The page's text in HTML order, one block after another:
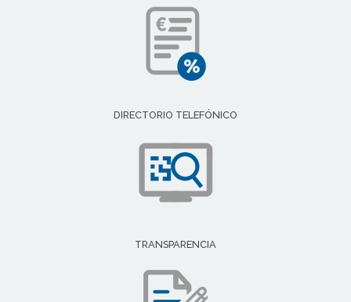
DIRECTORIO TELEFÓNICO
TRANSPARENCIA